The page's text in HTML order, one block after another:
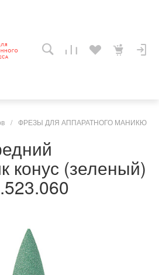
/ ФРЕЗЫ ДЛЯ АППАРАТНОГО
(зеленый)